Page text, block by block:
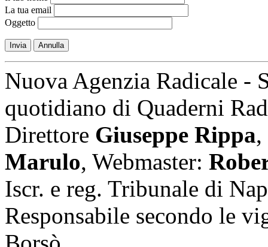
La tua email
Oggetto
Invia Annulla
Nuova Agenzia Radicale -
quotidiano di Quaderni
Direttore Giuseppe Rippa,
Marulo, Webmaster:
Iscr. e reg. Tribunale di
Responsabile secondo le